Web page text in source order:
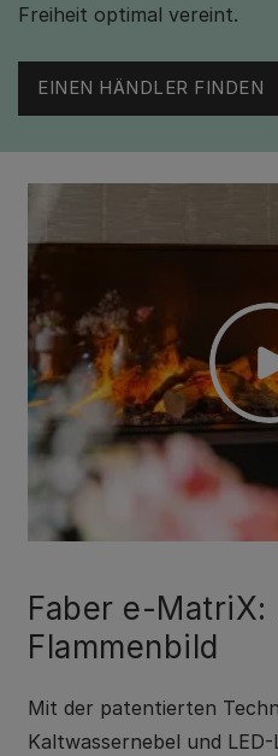
Freiheit optimal vereint.
EINEN HÄNDLER FINDEN
Faber e-
Flammenbild
Mit der patentierten
Kaltwassernebel und